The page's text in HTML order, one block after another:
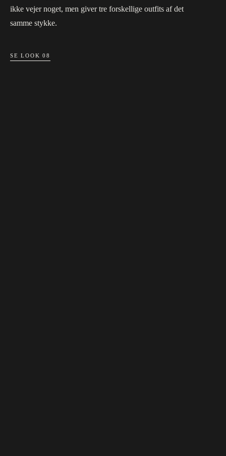
ikke vejer noget, men giver tre forskellige outfits af det
samme stykke.
SE LOOK 08